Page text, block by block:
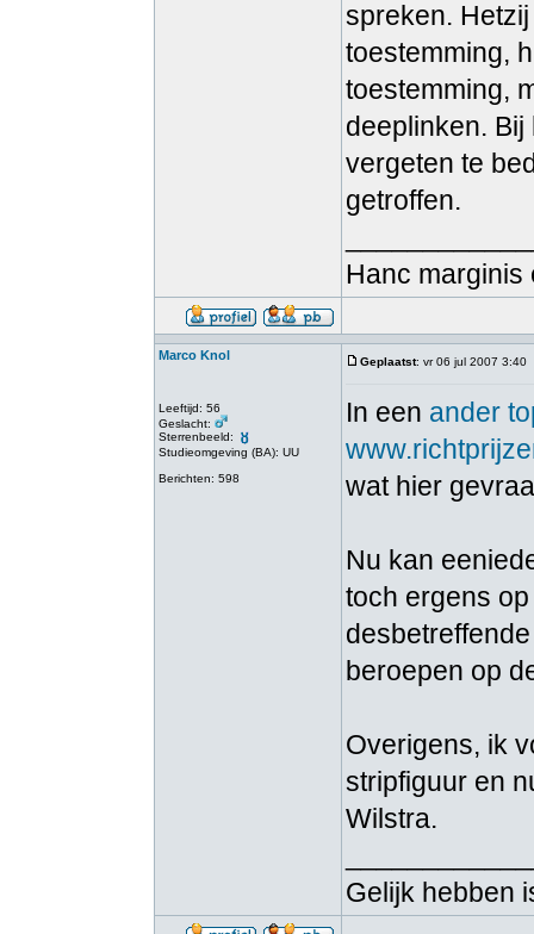
spreken.
toestemming,
toestemming,
deeplinken.
vergeten te
getroffen.
Hanc marginis
Marco Knol
Leeftijd: 56
Geslacht:
Sterrenbeeld:
Studieomgeving (BA): UU
Berichten: 598
Geplaatst: vr 06 jul 2007 3:40
In een ander
wat hier
Nu kan
toch ergens
beroepen op
Overigens, ik
stripfiguur en
Wilstra.
Gelijk hebben